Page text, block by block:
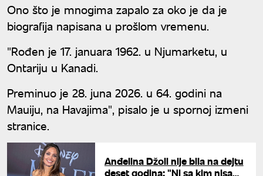
Ono što je mnogima zapalo za oko je da je
biografija napisana u prošlom vremenu.
"Rođen je 17. januara 1962. u Njumarketu, u
Ontariju u Kanadi.
Preminuo je 28. juna 2026. u 64. godini na
Mauiju, na Havajima", pisalo je u spornoj izmeni
stranice.
Anđelina Džoli nije bila na dejtu
deset godina: "Ni sa kim nisam